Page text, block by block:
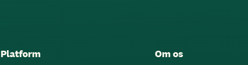
Platform Om os